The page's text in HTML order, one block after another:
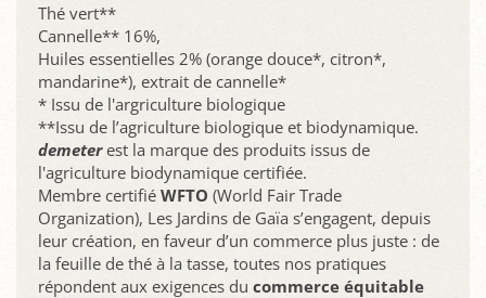
Thé vert**
Cannelle** 16%,
Huiles essentielles 2% (orange douce*, citron*,
mandarine*), extrait de cannelle*
* Issu de l'argriculture biologique
**Issu de l’agriculture biologique et biodynamique.
demeterest la marque des produits issus de
l'agriculture biodynamique certifiée.
Membre certifié WFTO (World Fair Trade
Organization), Les Jardins de Gaïa s’engagent, depuis
leur création, en faveur d’un commerce plus juste : de
la feuille de thé à la tasse, toutes nos pratiques
répondent aux exigences du commerce équitable